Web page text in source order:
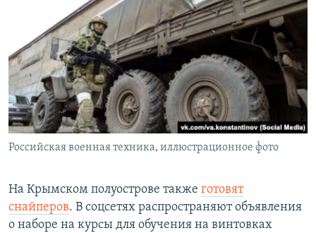
Российская военная техника, иллюстрационное фото
На Крымском полуострове также готовят
снайперов. В соцсетях распространяют объявления
о наборе на курсы для обучения на винтовках